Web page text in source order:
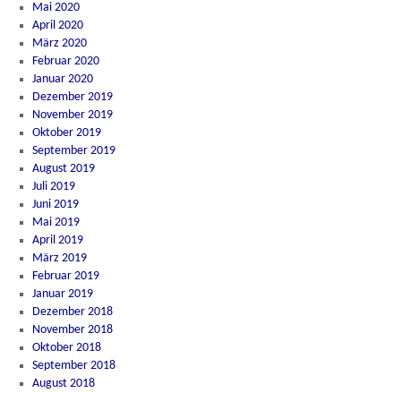
Mai 2020
April 2020
März 2020
Februar 2020
Januar 2020
Dezember 2019
November 2019
Oktober 2019
September 2019
August 2019
Juli 2019
Juni 2019
Mai 2019
April 2019
März 2019
Februar 2019
Januar 2019
Dezember 2018
November 2018
Oktober 2018
September 2018
August 2018